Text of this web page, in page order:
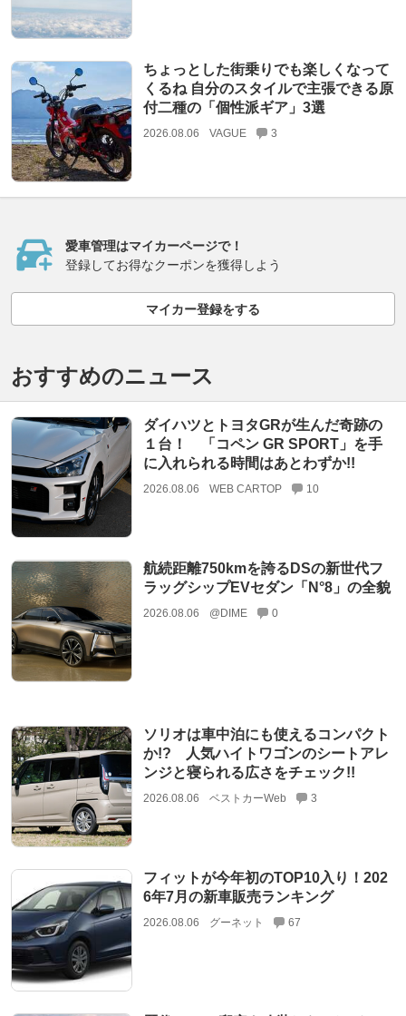
ちょっとした街乗りでも楽しくなって
くるね 自分のスタイルで主張できる原
付二種の「個性派ギア」3選
2026.08.06 VAGUE 3
愛車管理はマイカーページで！
登録してお得なクーポンを獲得しよう
マイカー登録をする
おすすめのニュース
ダイハツとトヨタGRが生んだ奇跡の
１台！ 「コペン GR SPORT」を手
に入れられる時間はあとわずか!!
2026.08.06 WEB CARTOP 10
航続距離750kmを誇るDSの新世代フ
ラッグシップEVセダン「N°8」の全貌
2026.08.06 @DIME 0
ソリオは車中泊にも使えるコンパクト
か!? 人気ハイトワゴンのシートアレ
ンジと寝られる広さをチェック!!
2026.08.06 ベストカーWeb 3
フィットが今年初のTOP10入り！202
6年7月の新車販売ランキング
2026.08.06 グーネット 67